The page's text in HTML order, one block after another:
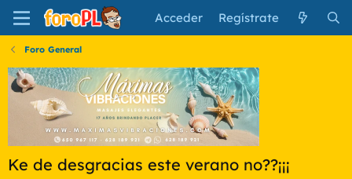
Acceder Regístrate
Foro General
Ke de desgracias este verano no??¡¡¡